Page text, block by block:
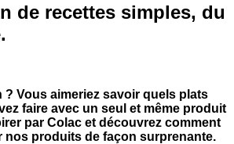
de recettes simples, du
Vous aimeriez savoir quels plats
faire avec un seul et même produit
par Colac et découvrez comment
nos produits de façon surprenante.